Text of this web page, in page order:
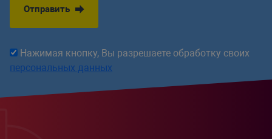
Отправить
Нажимая кнопку, Вы разрешаете обработку своих
персональных данных